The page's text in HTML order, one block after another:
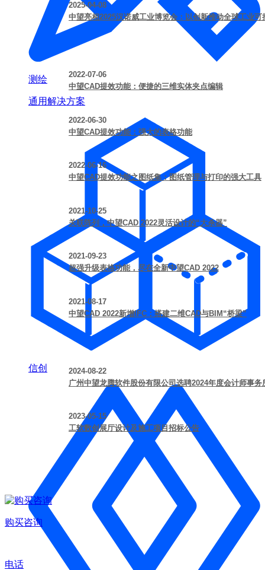
测绘
通用解决方案
信创
2025-04-08
中望亮相2025汉诺威工业博览会：以创新推动全球工业可
2022-07-06
中望CAD提效功能：便捷的三维实体夹点编辑
2022-06-30
中望CAD提效功能：强大的表格功能
2022-06-16
中望CAD提效功能之图纸集：图纸管理与打印的强大工具
2021-10-25
关联阵列，中望CAD 2022灵活设计的“大杀器”
2021-09-23
超强升级表格功能，尽在全新中望CAD 2022
2021-08-17
中望CAD 2022新增IFC：搭建二维CAD与BIM“桥梁”
2024-08-22
广州中望龙腾软件股份有限公司选聘2024年度会计师事
2023-05-15
工软数创展厅设计及施工项目招标公告
购买咨询
电话